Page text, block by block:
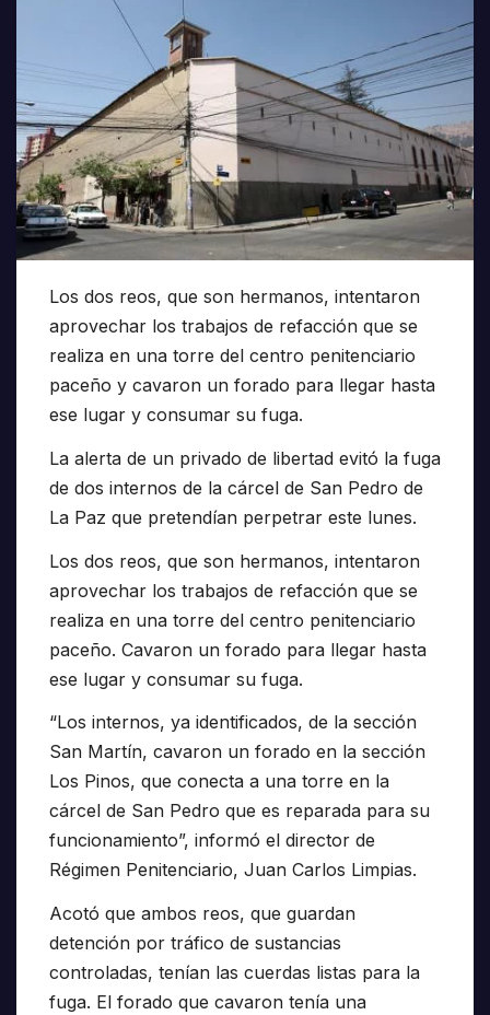
Los dos reos, que son hermanos, intentaron
aprovechar los trabajos de refacción que se
realiza en una torre del centro penitenciario
paceño y cavaron un forado para llegar hasta
ese lugar y consumar su fuga.
La alerta de un privado de libertad evitó la fuga
de dos internos de la cárcel de San Pedro de
La Paz que pretendían perpetrar este lunes.
Los dos reos, que son hermanos, intentaron
aprovechar los trabajos de refacción que se
realiza en una torre del centro penitenciario
paceño. Cavaron un forado para llegar hasta
ese lugar y consumar su fuga.
“Los internos, ya identificados, de la sección
San Martín, cavaron un forado en la sección
Los Pinos, que conecta a una torre en la
cárcel de San Pedro que es reparada para su
funcionamiento”, informó el director de
Régimen Penitenciario, Juan Carlos Limpias.
Acotó que ambos reos, que guardan
detención por tráfico de sustancias
controladas, tenían las cuerdas listas para la
fuga. El forado que cavaron tenía una